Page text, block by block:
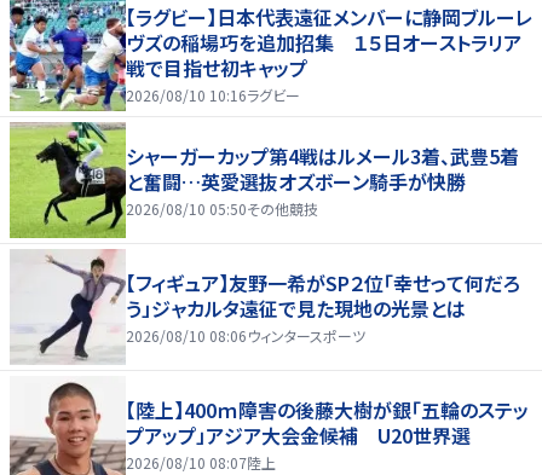
【ラグビー】日本代表遠征メンバーに静岡ブルーレ
ヴズの稲場巧を追加招集 １５日オーストラリア
戦で目指せ初キャップ
2026/08/10 10:16ラグビー
シャーガーカップ第4戦はルメール3着、武豊5着
と奮闘…英愛選抜オズボーン騎手が快勝
2026/08/10 05:50その他競技
【フィギュア】友野一希がSP２位「幸せって何だろ
う」ジャカルタ遠征で見た現地の光景とは
2026/08/10 08:06ウィンタースポーツ
【陸上】400ｍ障害の後藤大樹が銀「五輪のステッ
プアップ」アジア大会金候補 U20世界選
2026/08/10 08:07陸上